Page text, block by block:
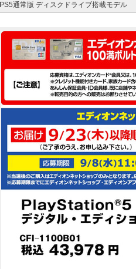
PS5通常版 ディスクドライブ搭載モデル